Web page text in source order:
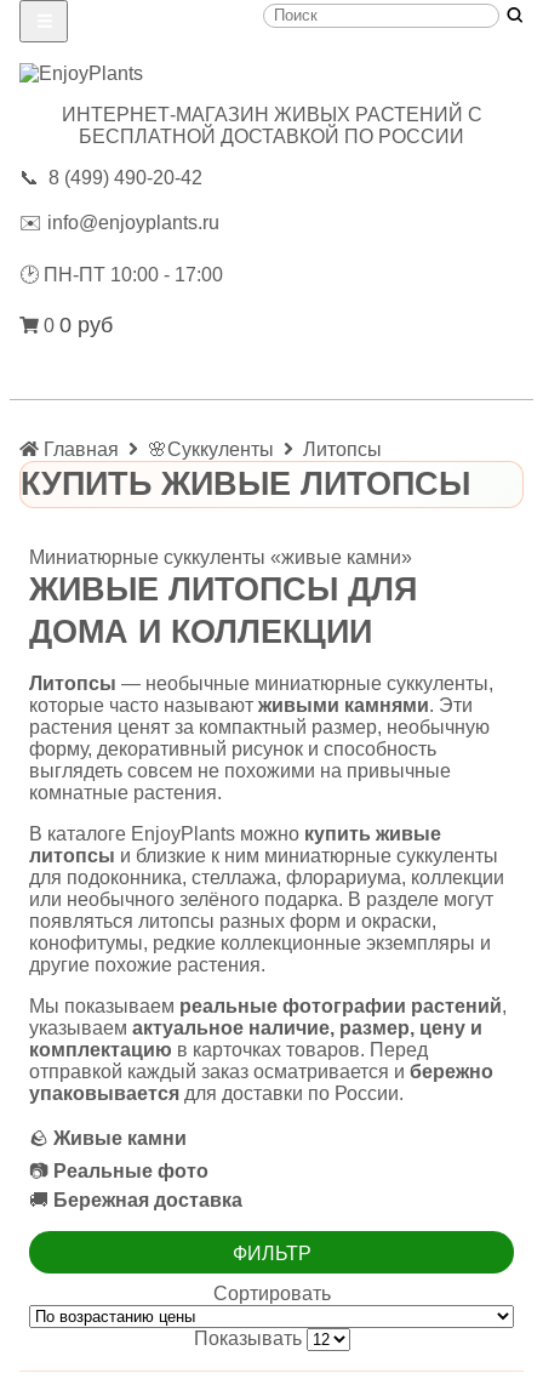
ИНТЕРНЕТ-МАГАЗИН ЖИВЫХ РАСТЕНИЙ С
БЕСПЛАТНОЙ ДОСТАВКОЙ ПО РОССИИ
📞 8 (499) 490-20-42
✉️ info@enjoyplants.ru
🕑 ПН-ПТ 10:00 - 17:00
0 0 руб
Главная 🌸Суккуленты Литопсы
КУПИТЬ ЖИВЫЕ ЛИТОПСЫ
Миниатюрные суккуленты «живые камни»
ЖИВЫЕ ЛИТОПСЫ ДЛЯ
ДОМА И КОЛЛЕКЦИИ
Литопсы — необычные миниатюрные суккуленты,
которые часто называют живыми камнями. Эти
растения ценят за компактный размер, необычную
форму, декоративный рисунок и способность
выглядеть совсем не похожими на привычные
комнатные растения.
В каталоге EnjoyPlants можно купить живые
литопсы и близкие к ним миниатюрные суккуленты
для подоконника, стеллажа, флорариума, коллекции
или необычного зелёного подарка. В разделе могут
появляться литопсы разных форм и окраски,
конофитумы, редкие коллекционные экземпляры и
другие похожие растения.
Мы показываем реальные фотографии растений,
указываем актуальное наличие, размер, цену и
комплектацию в карточках товаров. Перед
отправкой каждый заказ осматривается и бережно
упаковывается для доставки по России.
🪨 Живые камни
📷 Реальные фото
🚚 Бережная доставка
ФИЛЬТР
Сортировать
Показывать